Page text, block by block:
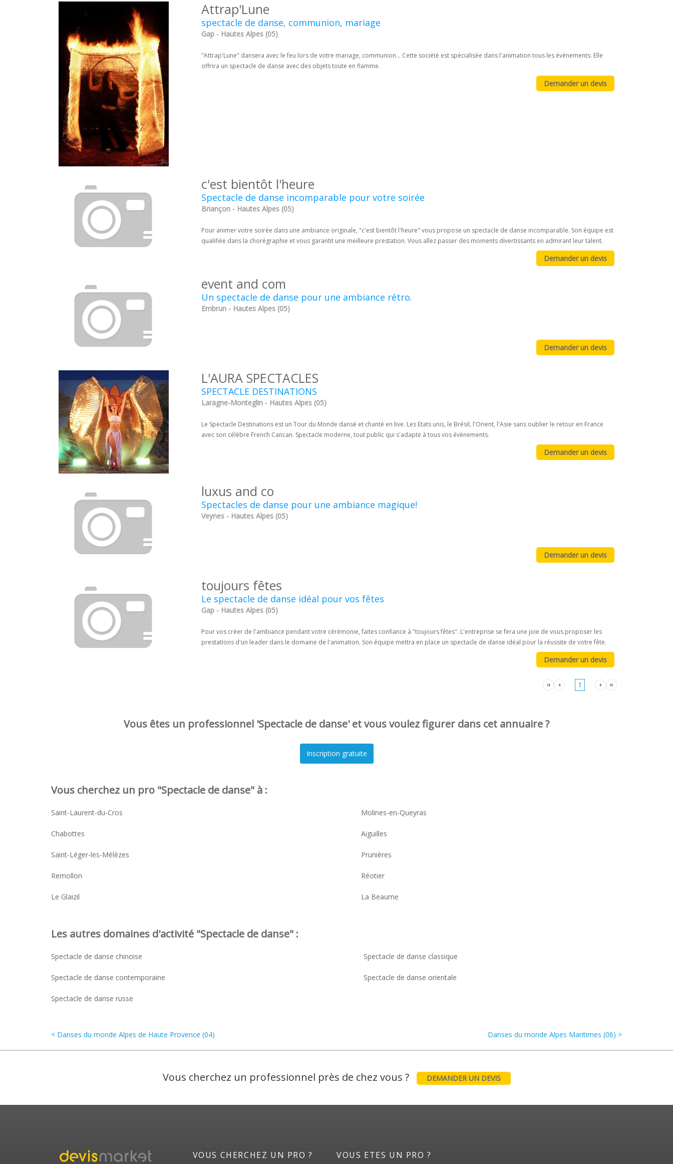
Attrap'Lune
spectacle de danse, communion, mariage
Gap - Hautes Alpes (05)
"Attrap'Lune" dansera avec le feu lors de votre mariage, communion... Cette société est spécialisée dans l'animation tous les événements. Elle
offrira un spectacle de danse avec des objets toute en flamme.
c'est bientôt l'heure
Spectacle de danse incomparable pour votre soirée
Briançon - Hautes Alpes (05)
Pour animer votre soirée dans une ambiance originale, "c'est bientôt l'heure" vous propose un spectacle de danse incomparable. Son équipe est
qualifiée dans la chorégraphie et vous garantit une meilleure prestation. Vous allez passer des moments divertissants en admirant leur talent.
event and com
Un spectacle de danse pour une ambiance rétro.
Embrun - Hautes Alpes (05)
L'AURA SPECTACLES
SPECTACLE DESTINATIONS
Laragne-Monteglin - Hautes Alpes (05)
Le Spectacle Destinations est un Tour du Monde dansé et chanté en live. Les Etats unis, le Brésil, l'Orient, l'Asie sans oublier le retour en France
avec son célèbre French Cancan. Spectacle moderne, tout public qui s'adapte à tous vos évènements.
luxus and co
Spectacles de danse pour une ambiance magique!
Veynes - Hautes Alpes (05)
toujours fêtes
Le spectacle de danse idéal pour vos fêtes
Gap - Hautes Alpes (05)
Pour vos créer de l'ambiance pendant votre cérémonie, faites confiance à "toujours fêtes". L'entreprise se fera une joie de vous proposer les
prestations d'un leader dans le domaine de l'animation. Son équipe mettra en place un spectacle de danse idéal pour la réussite de votre fête.
1
Vous êtes un professionnel 'Spectacle de danse' et vous voulez figurer dans cet annuaire ?
Vous cherchez un pro "Spectacle de danse" à :
Saint-Laurent-du-Cros Molines-en-Queyras
Chabottes Aiguilles
Saint-Léger-les-Mélèzes Prunières
Remollon Réotier
Le Glaizil La Beaume
Les autres domaines d'activité "Spectacle de danse" :
Spectacle de danse chinoise Spectacle de danse classique
Spectacle de danse contemporaine Spectacle de danse orientale
Spectacle de danse russe
< Danses du monde Alpes de Haute Provence (04) Danses du monde Alpes Maritimes (06) >
Vous cherchez un professionnel près de chez vous ? DEMANDER UN DEVIS
VOUS CHERCHEZ UN PRO ? VOUS ETES UN PRO ?